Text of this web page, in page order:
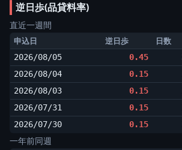
逆日歩(品貸料率)
直近一週間
申込日 逆日歩 日数
2026/08/05 0.45
2026/08/04
0.15
2026/08/03
0.15
2026/07/31
0.15
2026/07/30
0.15
一年前同週